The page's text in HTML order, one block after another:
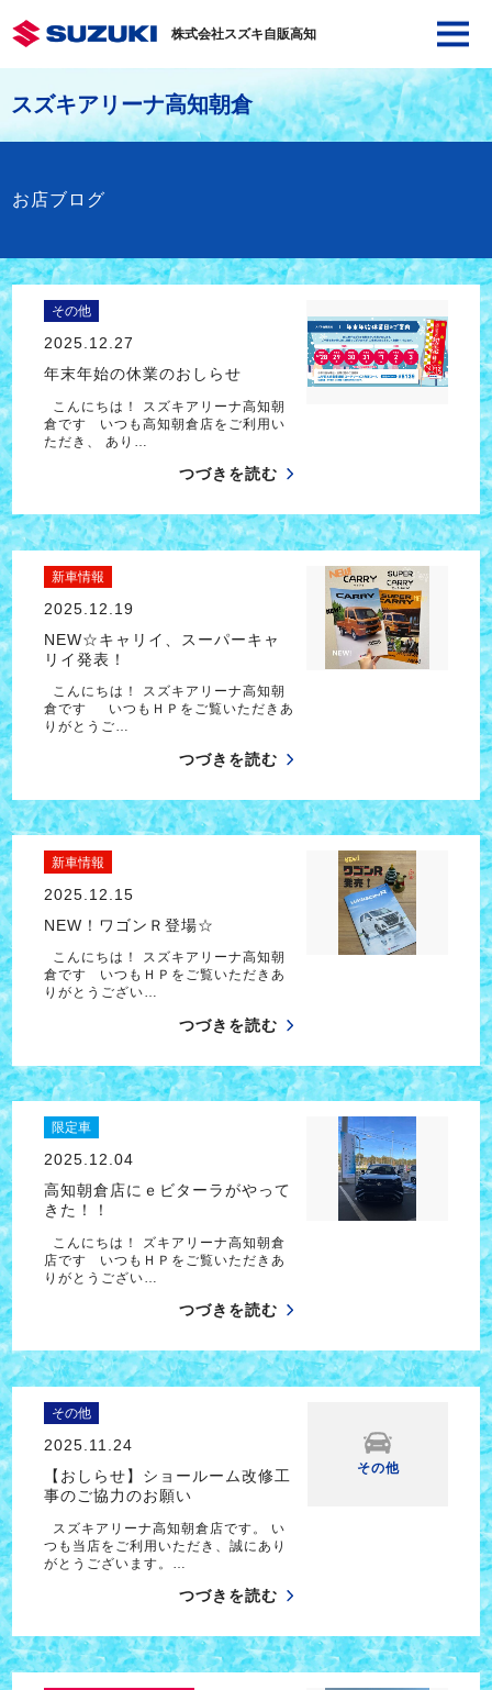
株式会社スズキ自販高知
スズキアリーナ高知朝倉
お店ブログ
その他
2025.12.27
年末年始の休業のおしらせ
こんにちは！ スズキアリーナ高知朝
倉です いつも高知朝倉店をご利用い
ただき、 あり…
つづきを読む
新車情報
2025.12.19
NEW☆キャリイ、スーパーキャ
リイ発表！
こんにちは！ スズキアリーナ高知朝
倉です いつもＨＰをご覧いただきあ
りがとうご…
つづきを読む
新車情報
2025.12.15
NEW！ワゴンＲ登場☆
こんにちは！ スズキアリーナ高知朝
倉です いつもＨＰをご覧いただきあ
りがとうござい…
つづきを読む
限定車
2025.12.04
高知朝倉店にｅビターラがやって
きた！！
こんにちは！ ズキアリーナ高知朝倉
店です いつもＨＰをご覧いただきあ
りがとうござい…
つづきを読む
その他
2025.11.24
【おしらせ】ショールーム改修工
事のご協力のお願い
スズキアリーナ高知朝倉店です。 い
つも当店をご利用いただき、誠にあり
がとうございます。…
つづきを読む
その他